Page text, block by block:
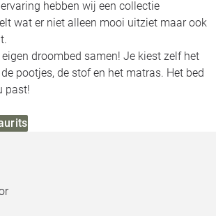
hebben wij een collectie
wat er niet alleen mooi uitziet maar ook
droombed samen! Je kiest zelf het
pootjes, de stof en het matras. Het bed
past!